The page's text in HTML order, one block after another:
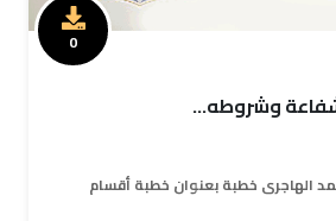
وشروطه...
الهاجرى خطبة بعنوان خطبة أقسام
0